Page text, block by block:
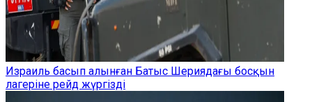
Израиль басып алынған Батыс Шериядағы босқын
лагеріне рейд жүргізді